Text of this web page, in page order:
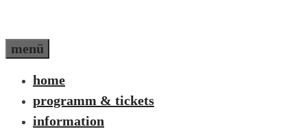
menü
home
programm & tickets
information